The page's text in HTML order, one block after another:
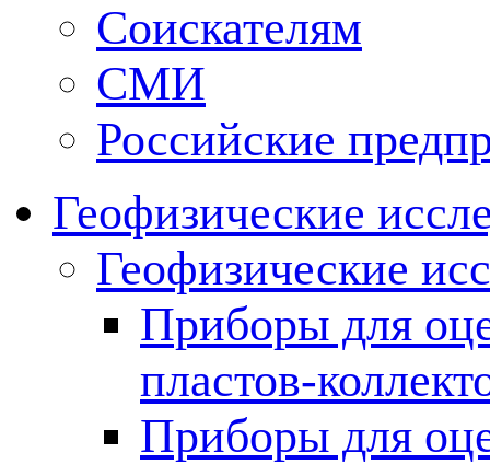
Соискателям
СМИ
Российские
Геофизические
Геофизические
Приборы для
пластов-
Приборы для